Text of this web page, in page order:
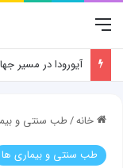
منو
آیورودا در مسیر
خانه/طب سنتی و
طب سنتی و بیماری ها